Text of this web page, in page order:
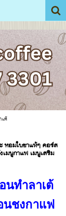
ต้
หอมใบชาแท้ๆ คอร์ส
มนูกาแฟ เมนูเสริม
นทำลาเต้
นชงกาแฟ